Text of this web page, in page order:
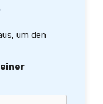
um den